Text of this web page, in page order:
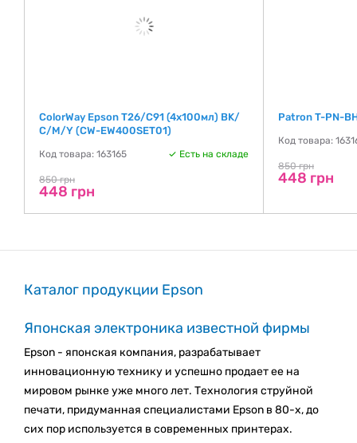
ColorWay Epson T26/C91 (4х100мл) BK/
С/M/Y (CW-EW400SET01)
Код товара: 163165 Есть на складе
850 грн
448 грн
Patron T-PN-
Код товара:
850 грн
448 грн
Каталог продукции Epson
Японская электроника известной фирмы
Epson - японская компания, разрабатывает
инновационную технику и успешно продает ее на
мировом рынке уже много лет. Технология струйной
печати, придуманная специалистами Epson в 80-х, до
сих пор используется в современных принтерах.